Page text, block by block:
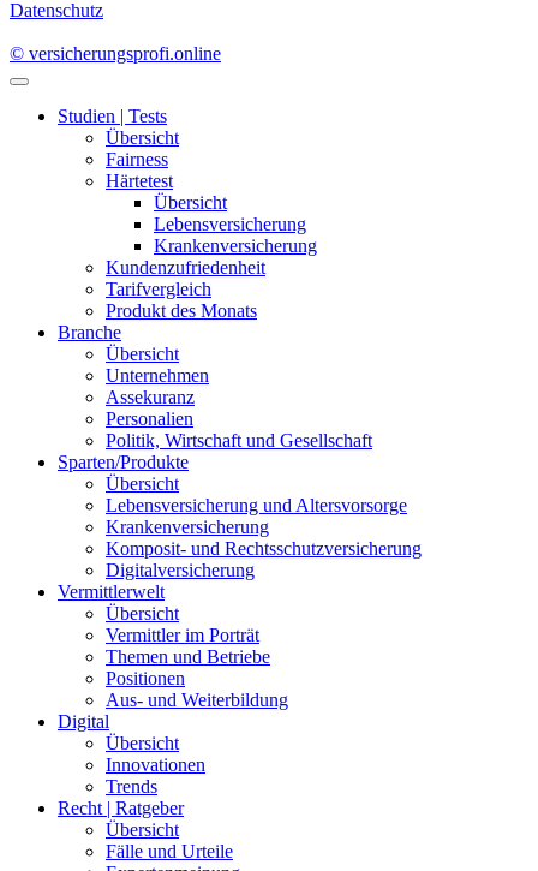
Datenschutz
© versicherungsprofi.online
Studien | Tests
Übersicht
Fairness
Härtetest
Übersicht
Lebensversicherung
Krankenversicherung
Kundenzufriedenheit
Tarifvergleich
Produkt des Monats
Branche
Übersicht
Unternehmen
Assekuranz
Personalien
Politik, Wirtschaft und Gesellschaft
Sparten/Produkte
Übersicht
Lebensversicherung und Altersvorsorge
Krankenversicherung
Komposit- und Rechtsschutzversicherung
Digitalversicherung
Vermittlerwelt
Übersicht
Vermittler im Porträt
Themen und Betriebe
Positionen
Aus- und Weiterbildung
Digital
Übersicht
Innovationen
Trends
Recht | Ratgeber
Übersicht
Fälle und Urteile